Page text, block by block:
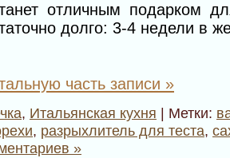
отличным подарком
долго: 3-4 недели в
часть записи »
, Итальянская кухня | Метки:
, разрыхлитель для теста,
»